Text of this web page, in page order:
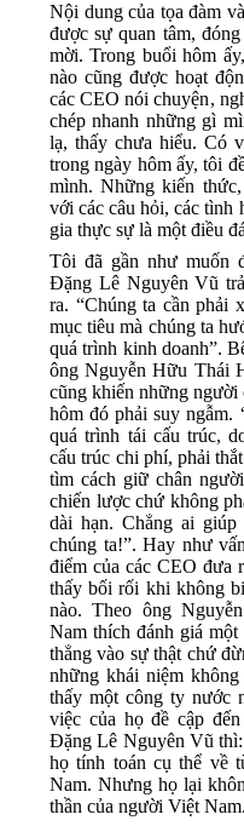
Nội dung của tọa đàm
được sự quan tâm,
mời. Trong buổi hôm
nào cũng được hoạt
các CEO nói chuyện,
chép nhanh những gì
lạ, thấy chưa hiểu. Có
trong ngày hôm ấy, tôi
mình. Những kiến
với các câu hỏi, các tình
gia thực sự là một điều
Tôi đã gần như muốn
Đặng Lê Nguyên Vũ
ra. “Chúng ta cần phải
mục tiêu mà chúng ta
quá trình kinh doanh”.
ông Nguyễn Hữu Thái
cũng khiến những người
hôm đó phải suy ngẫm.
quá trình tái cấu trúc,
cấu trúc chi phí, phải
tìm cách giữ chân
chiến lược chứ không
dài hạn. Chẳng ai
chúng ta!”. Hay như
điểm của các CEO đưa
thấy bối rối khi không
nào. Theo ông
Nam thích đánh giá một
thẳng vào sự thật chứ
những khái niệm
thấy một công ty nước
việc của họ đề cập
Đặng Lê Nguyên Vũ
họ tính toán cụ thể về
Nam. Nhưng họ lại
thần của người Việt Nam